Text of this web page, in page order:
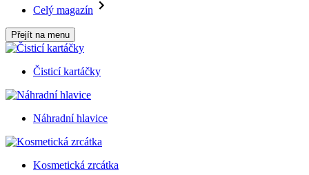
Celý magazín
Přejít na menu
Čisticí kartáčky
Náhradní hlavice
Kosmetická zrcátka